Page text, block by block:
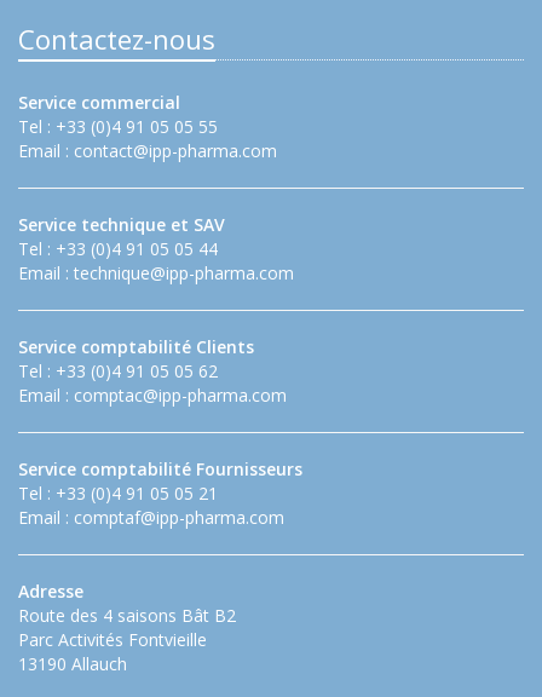
Contactez-nous
Service commercial
Tel : +33 (0)4 91 05 05 55
Email : contact@ipp-pharma.com
Service technique et SAV
Tel : +33 (0)4 91 05 05 44
Email : technique@ipp-pharma.com
Service comptabilité Clients
Tel : +33 (0)4 91 05 05 62
Email : comptac@ipp-pharma.com
Service comptabilité Fournisseurs
Tel : +33 (0)4 91 05 05 21
Email : comptaf@ipp-pharma.com
Adresse
Route des 4 saisons Bât B2
Parc Activités Fontvieille
13190 Allauch